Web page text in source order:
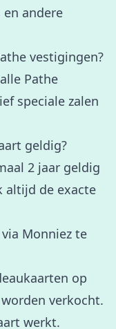
andere
vestigingen?
Pathe
speciale zalen
geldig?
2 jaar geldig
altijd de exacte
Monniez te
op
verkocht.
werkt.